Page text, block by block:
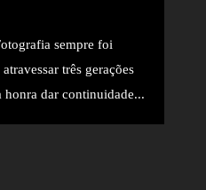
sempre foi
três gerações
dar continuidade...